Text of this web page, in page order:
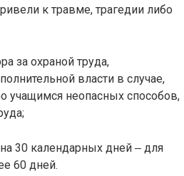
к травме, трагедии либо
за охраной труда,
власти в случае,
учащимся неопасных способов,
30 календарных дней ‒ для
60 дней.